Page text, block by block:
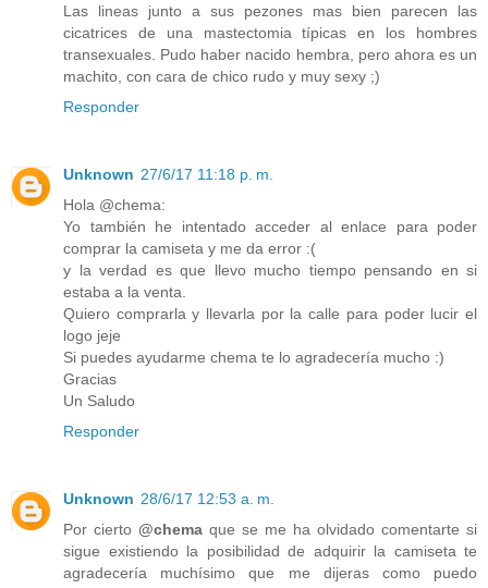
Las lineas junto a sus pezones mas bien parecen las
cicatrices de una mastectomia típicas en los hombres
transexuales. Pudo haber nacido hembra, pero ahora es un
machito, con cara de chico rudo y muy sexy ;)
Responder
Unknown 27/6/17 11:18 p. m.
Hola @chema:
Yo también he intentado acceder al enlace para poder
comprar la camiseta y me da error :(
y la verdad es que llevo mucho tiempo pensando en si
estaba a la venta.
Quiero comprarla y llevarla por la calle para poder lucir el
logo jeje
Si puedes ayudarme chema te lo agradecería mucho :)
Gracias
Un Saludo
Responder
Unknown 28/6/17 12:53 a. m.
Por cierto @chema que se me ha olvidado comentarte si
sigue existiendo la posibilidad de adquirir la camiseta te
agradecería muchísimo que me dijeras como puedo